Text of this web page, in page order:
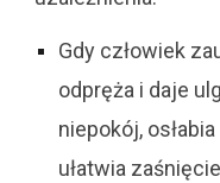
Gdy człowiek
odpręża i daje
niepokój,
ułatwia